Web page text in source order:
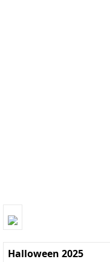
Halloween 2025